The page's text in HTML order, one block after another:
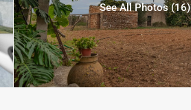
See All Photos (16)